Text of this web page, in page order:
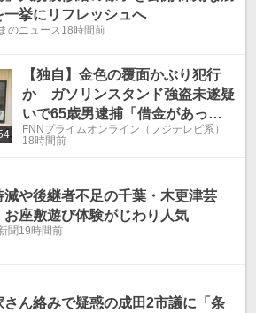
一挙にリフレッシュへ
のニュース 18時間前
【独自】金色の覆面かぶり犯行
か ガソリンスタンド強盗未遂疑
いで65歳男逮捕「借金があっ
た」容疑認める 千葉・成田市
FNNプライムオンライン（フジテレビ系）
18時間前
減や後継者不足の千葉・木更津芸
お座敷遊び体験がじわり人気
聞19時間前
さん絡みで疑惑の成田2市議に「条